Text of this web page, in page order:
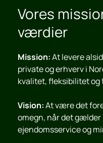
Vores
værdier
Mission: At levere
private og erhverv i
kvalitet, fleksibilitet og
Vision: At være det
omegn, når det gælder
ejendomsservice og